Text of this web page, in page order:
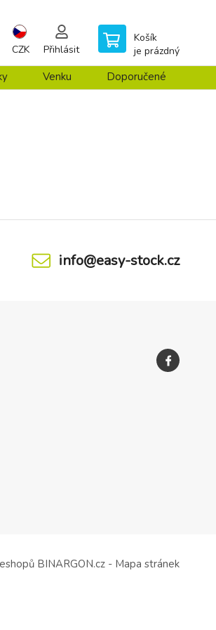
CZK Přihlásit
Košík
je prázdný
Venku Doporučené
info@easy-stock.cz
BINARGON.cz - Mapa stránek